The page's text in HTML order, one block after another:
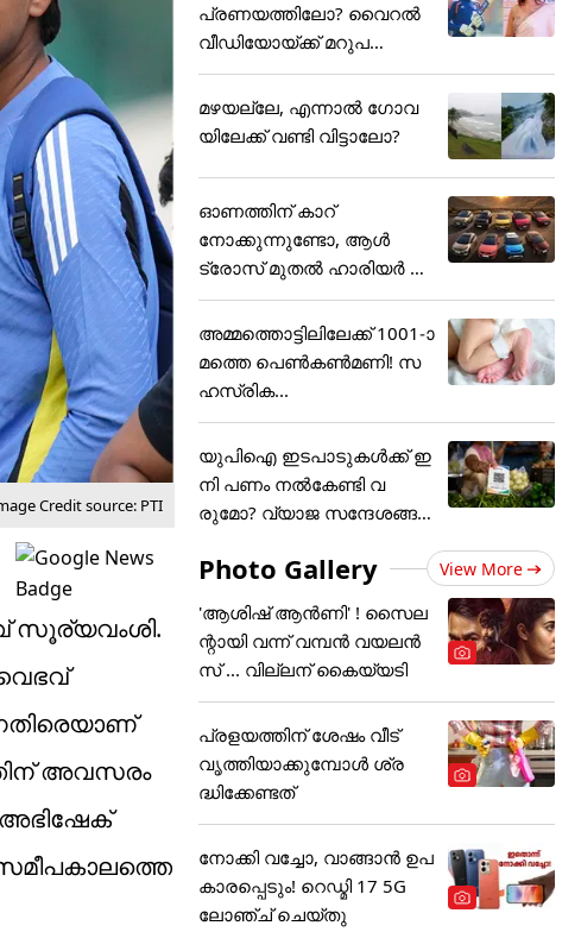
Credit source: PTI
സൂര്യവംശി.
അവസരം
പ്രണയത്തിലോ? വൈറൽ
വീഡിയോയ്ക്ക് മറുപ
ടിയുമായി
മഴയല്ലേ, എന്നാൽ ഗോവ
യിലേക്ക് വണ്ടി വിട്ടാലോ?
ഓണത്തിന് കാറ്
നോക്കുന്നുണ്ടോ, ആൾ
ട്രോസ് മുതൽ ഹാരിയർ വ
രെ വമ്പൻ
അമ്മത്തൊട്ടിലിലേക്ക് 1001-ാ
മത്തെ പെൺകൺമണി! സ
ഹസ്രിക...
യുപിഐ ഇടപാടുകൾക്ക് ഇ
നി പണം നൽകേണ്ടി വ
രുമോ? വ്യാജ സന്ദേശങ്ങൾ
Photo Gallery View More
'ആശിഷ് ആൻണി' ! സൈല
ന്റായി വന്ന് വമ്പൻ വയലൻ
സ് ... വില്ലന് കൈയ്യടി
പ്രളയത്തിന് ശേഷം വീട്
വൃത്തിയാക്കുമ്പോൾ ശ്ര
ദ്ധിക്കേണ്ടത്
നോക്കി വച്ചോ, വാങ്ങാൻ ഉപ
കാരപ്പെടും! റെഡ്മി 17 5G
ലോഞ്ച് ചെയ്തു